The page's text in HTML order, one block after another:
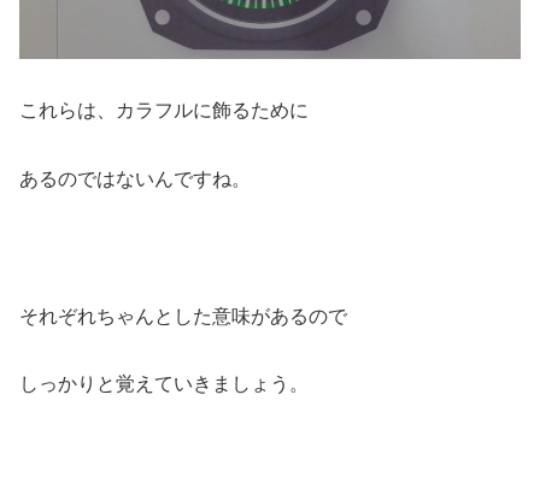
これらは、カラフルに飾るために
あるのではないんですね。
それぞれちゃんとした意味があるので
しっかりと覚えていきましょう。